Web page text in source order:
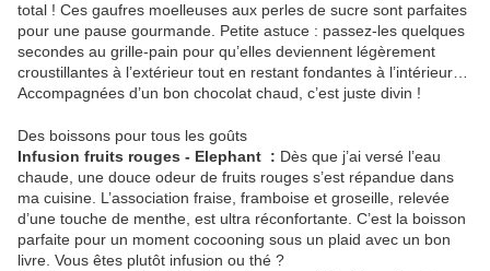
total ! Ces gaufres moelleuses aux perles de sucre sont parfaites
pour une pause gourmande. Petite astuce : passez-les quelques
secondes au grille-pain pour qu’elles deviennent légèrement
croustillantes à l’extérieur tout en restant fondantes à l’intérieur…
Accompagnées d’un bon chocolat chaud, c’est juste divin !
Des boissons pour tous les goûts
Infusion fruits rouges - Elephant : Dès que j’ai versé l’eau
chaude, une douce odeur de fruits rouges s’est répandue dans
ma cuisine. L’association fraise, framboise et groseille, relevée
d’une touche de menthe, est ultra réconfortante. C’est la boisson
parfaite pour un moment cocooning sous un plaid avec un bon
livre. Vous êtes plutôt infusion ou thé ?